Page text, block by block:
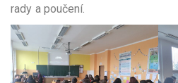
rady a poučení.